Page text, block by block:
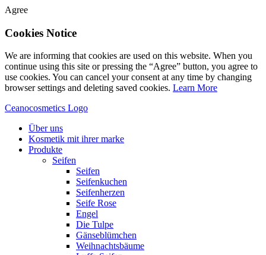
Agree
Cookies Notice
We are informing that cookies are used on this website. When you
continue using this site or pressing the “Agree” button, you agree to
use cookies. You can cancel your consent at any time by changing
browser settings and deleting saved cookies. Learn More
Ceanocosmetics Logo
Über uns
Kosmetik mit ihrer marke
Produkte
Seifen
Seifen
Seifenkuchen
Seifenherzen
Seife Rose
Engel
Die Tulpe
Gänseblümchen
Weihnachtsbäume